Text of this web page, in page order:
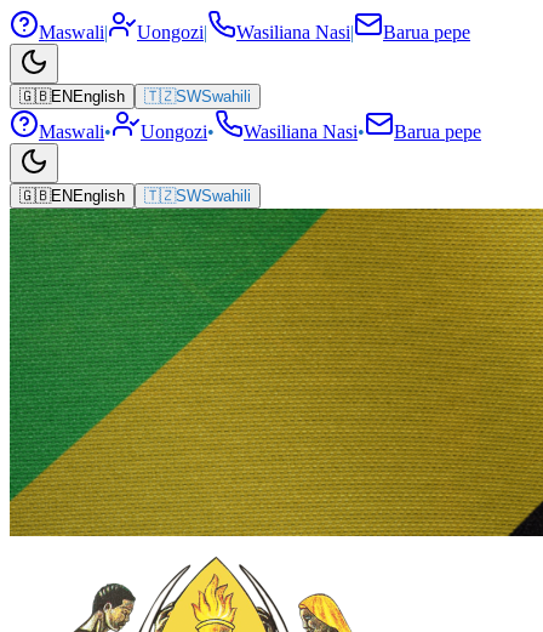
Maswali| Uongozi| Wasiliana Nasi| Barua pepe
🇬🇧EN English 🇹🇿SWSwahili
Maswali• Uongozi• Wasiliana Nasi• Barua pepe
🇬🇧EN English 🇹🇿SWSwahili